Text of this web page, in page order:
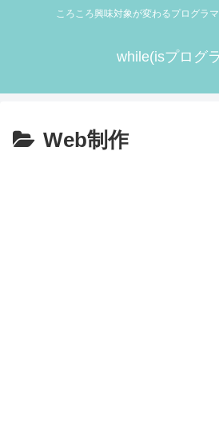
ころころ興味対象が変わるプログラ
while(isプログ
Web制作